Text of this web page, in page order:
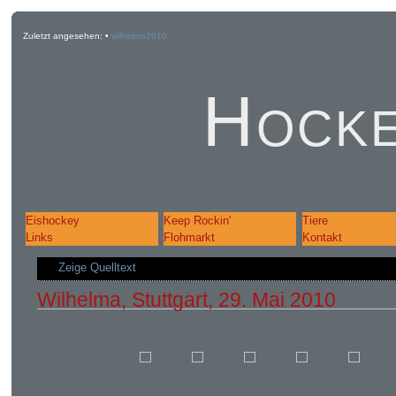
Zuletzt angesehen: • wilhelma2010
Eishockey Keep Rockin'
Tiere
Links
Flohmarkt Kontakt
Zeige Quelltext
Wilhelma, Stuttgart, 29. Mai 2010